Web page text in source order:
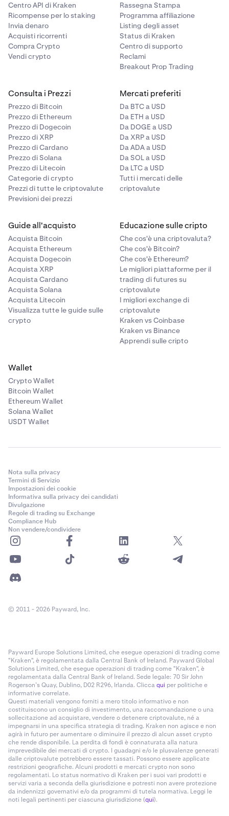
Centro API di Kraken
Ricompense per lo staking
Invia denaro
Acquisti ricorrenti
Compra Crypto
Vendi crypto
Rassegna Stampa
Programma affiliazione
Listing degli asset
Status di Kraken
Centro di supporto
Reclami
Breakout Prop Trading
Consulta i Prezzi
Prezzo di Bitcoin
Prezzo di Ethereum
Prezzo di Dogecoin
Prezzo di XRP
Prezzo di Cardano
Prezzo di Solana
Prezzo di Litecoin
Categorie di crypto
Prezzi di tutte le criptovalute
Previsioni dei prezzi
Mercati preferiti
Da BTC a USD
Da ETH a USD
Da DOGE a USD
Da XRP a USD
Da ADA a USD
Da SOL a USD
Da LTC a USD
Tutti i mercati delle
criptovalute
Guide all'acquisto
Acquista Bitcoin
Acquista Ethereum
Acquista Dogecoin
Acquista XRP
Acquista Cardano
Acquista Solana
Acquista Litecoin
Visualizza tutte le guide sulle
crypto
Educazione sulle cripto
Che cos'è una criptovaluta?
Che cos'è Bitcoin?
Che cos'è Ethereum?
Le migliori piattaforme per il
trading di futures su
criptovalute
I migliori exchange di
criptovalute
Kraken vs Coinbase
Kraken vs Binance
Apprendi sulle cripto
Wallet
Crypto Wallet
Bitcoin Wallet
Ethereum Wallet
Solana Wallet
USDT Wallet
Nota sulla privacy
Termini di Servizio
Impostazioni dei cookie
Informativa sulla privacy dei candidati
Divulgazione
Regole di trading su Exchange
Compliance Hub
Non vendere/condividere
© 2011 - 2026 Payward, Inc.
Payward Europe Solutions Limited, che esegue operazioni di trading come
"Kraken", è regolamentata dalla Central Bank of Ireland. Payward Global
Solutions Limited, che esegue operazioni di trading come "Kraken", è
regolamentata dalla Central Bank of Ireland. Sede legale: 70 Sir John
Rogerson’s Quay, Dublino, D02 R296, Irlanda. Cliccaqui per politiche e
informative correlate.
Questi materiali vengono forniti a mero titolo informativo e non
costituiscono un consiglio di investimento, una raccomandazione o una
sollecitazione ad acquistare, vendere o detenere criptovalute, né a
impegnarsi in una specifica strategia di trading. Kraken non agisce e non
agirà in futuro per aumentare o diminuire il prezzo di alcun asset crypto
che rende disponibile. La perdita di fondi è connaturata alla natura
imprevedibile dei mercati di crypto. I guadagni e/o le plusvalenze generati
dalle criptovalute potrebbero essere tassati. Possono essere applicate
restrizioni geografiche. Alcuni prodotti e mercati crypto non sono
regolamentati. Lo status normativo di Kraken per i suoi vari prodotti e
servizi varia a seconda della giurisdizione e potresti non avere protezione
da indennizzi governativi e/o da programmi di tutela normativa. Leggi le
noti legali pertinenti per ciascuna giurisdizione (qui).